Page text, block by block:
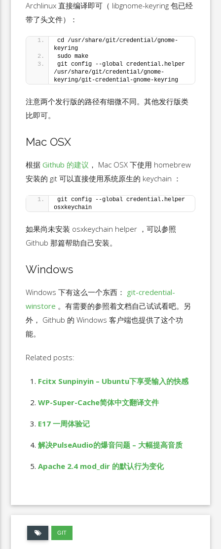
Archlinux 直接编译即可（ libgnome-keyring 包已经
带了头文件）：
cd /usr/share/git/credential/gnome-
keyring
sudo make
git config --global credential.helper
/usr/share/git/credential/gnome-
keyring/git-credential-gnome-keyring
注意两个发行版的路径有细微不同。其他发行版类
比即可。
Mac OSX
根据Github 的建议 ， Mac OSX 下使用 homebrew
安装的 git 可以直接使用系统原生的 keychain ：
git config --global credential.helper
osxkeychain
如果尚未安装 osxkeychain helper ，可以参照
Github 那篇帮助自己安装。
Windows
Windows 下有这么一个东西： git-credential-
winstore 。有需要的参照着文档自己试试看吧。另
外， Github 的 Windows 客户端也提供了这个功
能。
Related posts:
Fcitx Sunpinyin – Ubuntu下享受输入的快感
WP-Super-Cache简体中文翻译文件
E17 一周体验记
解决PulseAudio的爆音问题 – 大幅提高音质
Apache 2.4 mod_dir 的默认行为变化
GIT